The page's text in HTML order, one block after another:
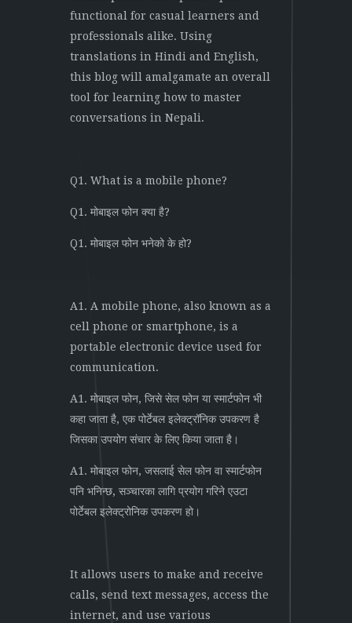
functional for casual learners and
professionals alike. Using
translations in Hindi and English,
this blog will amalgamate an overall
tool for learning how to master
conversations in Nepali.
Q1. What is a mobile phone?
Q1. मोबाइल फोन क्या है?
Q1. मोबाइल फोन भनेको के हो?
A1. A mobile phone, also known as a
cell phone or smartphone, is a
portable electronic device used for
communication.
A1. मोबाइल फोन, जिसे सेल फोन या स्मार्टफोन भी
कहा जाता है, एक पोर्टेबल इलेक्ट्रॉनिक उपकरण है
जिसका उपयोग संचार के लिए किया जाता है।
A1. मोबाइल फोन, जसलाई सेल फोन वा स्मार्टफोन
पनि भनिन्छ, सञ्चारका लागि प्रयोग गरिने एउटा
पोर्टेबल इलेक्ट्रोनिक उपकरण हो।
It allows users to make and receive
calls, send text messages, access the
internet, and use various